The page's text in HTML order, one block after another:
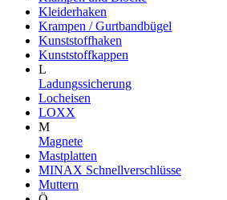
Kleiderhaken
Krampen / Gurtbandbügel
Kunststoffhaken
Kunststoffkappen
L
Ladungssicherung
Locheisen
LOXX
M
Magnete
Mastplatten
MINAX Schnellverschlüsse
Muttern